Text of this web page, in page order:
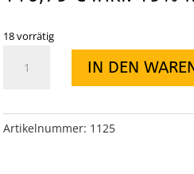
18 vorrätig
für
IN DEN
Artikelnummer: 1125